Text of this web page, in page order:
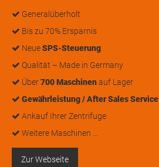
Generalüberholt
Bis zu 70% Ersparnis
NeueSPS-Steuerung
Qualität – Made in Germany
Über700 Maschinenauf Lager
Gewährleistung / After Sales Service
Ankauf Ihrer Zentrifuge
Weitere Maschinen …
Zur Webseite